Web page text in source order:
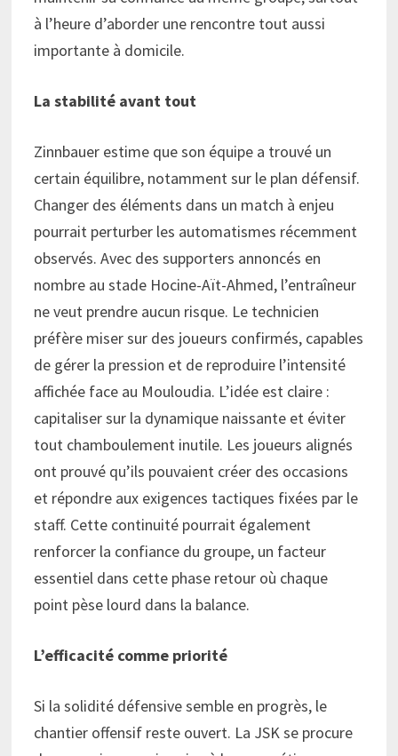
à l’heure d’aborder une rencontre tout aussi
importante à domicile.
La stabilité avant tout
Zinnbauer estime que son équipe a trouvé un
certain équilibre, notamment sur le plan défensif.
Changer des éléments dans un match à enjeu
pourrait perturber les automatismes récemment
observés. Avec des supporters annoncés en
nombre au stade Hocine-Aït-Ahmed, l’entraîneur
ne veut prendre aucun risque. Le technicien
préfère miser sur des joueurs confirmés, capables
de gérer la pression et de reproduire l’intensité
affichée face au Mouloudia. L’idée est claire :
capitaliser sur la dynamique naissante et éviter
tout chamboulement inutile. Les joueurs alignés
ont prouvé qu’ils pouvaient créer des occasions
et répondre aux exigences tactiques fixées par le
staff. Cette continuité pourrait également
renforcer la confiance du groupe, un facteur
essentiel dans cette phase retour où chaque
point pèse lourd dans la balance.
L’efficacité comme priorité
Si la solidité défensive semble en progrès, le
chantier offensif reste ouvert. La JSK se procure